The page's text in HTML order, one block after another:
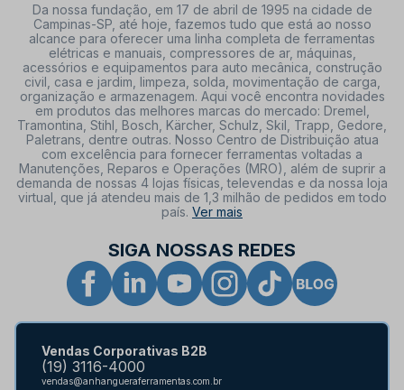
Da nossa fundação, em 17 de abril de 1995 na cidade de
Campinas-SP, até hoje, fazemos tudo que está ao nosso
alcance para oferecer uma linha completa de ferramentas
elétricas e manuais, compressores de ar, máquinas,
acessórios e equipamentos para auto mecânica, construção
civil, casa e jardim, limpeza, solda, movimentação de carga,
organização e armazenagem. Aqui você encontra novidades
em produtos das melhores marcas do mercado: Dremel,
Tramontina, Stihl, Bosch, Kärcher, Schulz, Skil, Trapp, Gedore,
Paletrans, dentre outras. Nosso Centro de Distribuição atua
com excelência para fornecer ferramentas voltadas a
Manutenções, Reparos e Operações (MRO), além de suprir a
demanda de nossas 4 lojas físicas, televendas e da nossa loja
virtual, que já atendeu mais de 1,3 milhão de pedidos em todo
país. Ver mais
SIGA NOSSAS REDES
Vendas Corporativas B2B
(19) 3116-4000
vendas@anhangueraferramentas.com.br